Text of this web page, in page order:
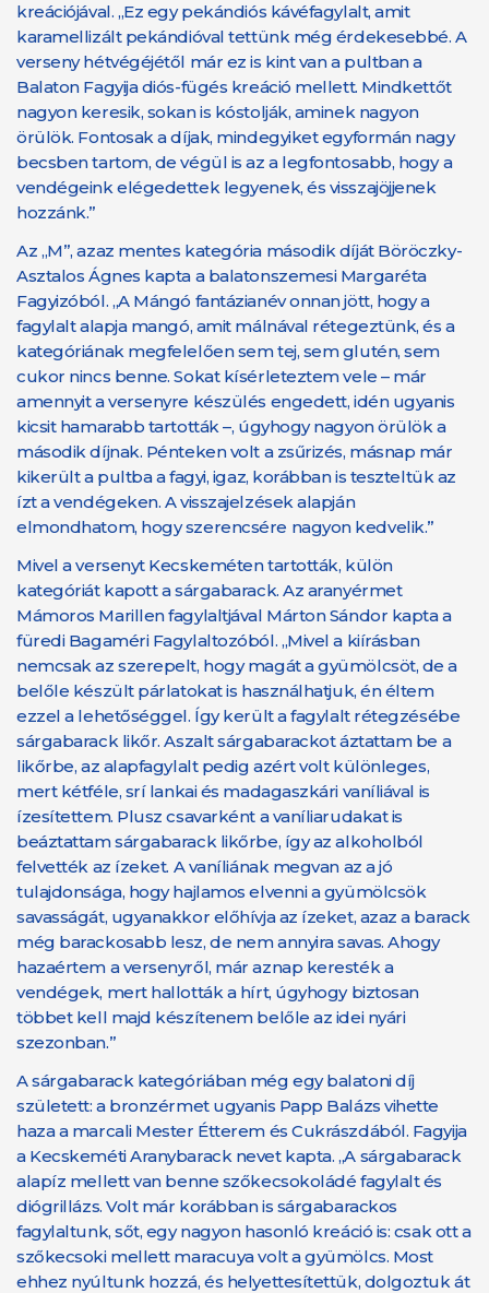
kreációjával. „Ez egy pekándiós kávéfagylalt, amit
karamellizált pekándióval tettünk még érdekesebbé. A
verseny hétvégéjétől már ez is kint van a pultban a
Balaton Fagyija diós-fügés kreáció mellett. Mindkettőt
nagyon keresik, sokan is kóstolják, aminek nagyon
örülök. Fontosak a díjak, mindegyiket egyformán nagy
becsben tartom, de végül is az a legfontosabb, hogy a
vendégeink elégedettek legyenek, és visszajöjjenek
hozzánk.”
Az „M”, azaz mentes kategória második díját Böröczky-
Asztalos Ágnes kapta a balatonszemesi Margaréta
Fagyizóból. „A Mángó fantázianév onnan jött, hogy a
fagylalt alapja mangó, amit málnával rétegeztünk, és a
kategóriának megfelelően sem tej, sem glutén, sem
cukor nincs benne. Sokat kísérleteztem vele – már
amennyit a versenyre készülés engedett, idén ugyanis
kicsit hamarabb tartották –, úgyhogy nagyon örülök a
második díjnak. Pénteken volt a zsűrizés, másnap már
kikerült a pultba a fagyi, igaz, korábban is teszteltük az
ízt a vendégeken. A visszajelzések alapján
elmondhatom, hogy szerencsére nagyon kedvelik.”
Mivel a versenyt Kecskeméten tartották, külön
kategóriát kapott a sárgabarack. Az aranyérmet
Mámoros Marillen fagylaltjával Márton Sándor kapta a
füredi Bagaméri Fagylaltozóból. „Mivel a kiírásban
nemcsak az szerepelt, hogy magát a gyümölcsöt, de a
belőle készült párlatokat is használhatjuk, én éltem
ezzel a lehetőséggel. Így került a fagylalt rétegzésébe
sárgabarack likőr. Aszalt sárgabarackot áztattam be a
likőrbe, az alapfagylalt pedig azért volt különleges,
mert kétféle, srí lankai és madagaszkári vaníliával is
ízesítettem. Plusz csavarként a vaníliarudakat is
beáztattam sárgabarack likőrbe, így az alkoholból
felvették az ízeket. A vaníliának megvan az a jó
tulajdonsága, hogy hajlamos elvenni a gyümölcsök
savasságát, ugyanakkor előhívja az ízeket, azaz a barack
még barackosabb lesz, de nem annyira savas. Ahogy
hazaértem a versenyről, már aznap keresték a
vendégek, mert hallották a hírt, úgyhogy biztosan
többet kell majd készítenem belőle az idei nyári
szezonban.”
A sárgabarack kategóriában még egy balatoni díj
született: a bronzérmet ugyanis Papp Balázs vihette
haza a marcali Mester Étterem és Cukrászdából. Fagyija
a Kecskeméti Aranybarack nevet kapta. „A sárgabarack
alapíz mellett van benne szőkecsokoládé fagylalt és
diógrillázs. Volt már korábban is sárgabarackos
fagylaltunk, sőt, egy nagyon hasonló kreáció is: csak ott a
szőkecsoki mellett maracuya volt a gyümölcs. Most
ehhez nyúltunk hozzá, és helyettesítettük, dolgoztuk át